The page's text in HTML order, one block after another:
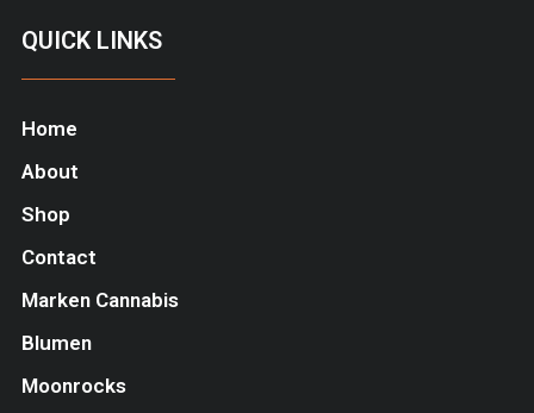
QUICK LINKS
Home
About
Shop
Contact
Marken Cannabis
Blumen
Moonrocks